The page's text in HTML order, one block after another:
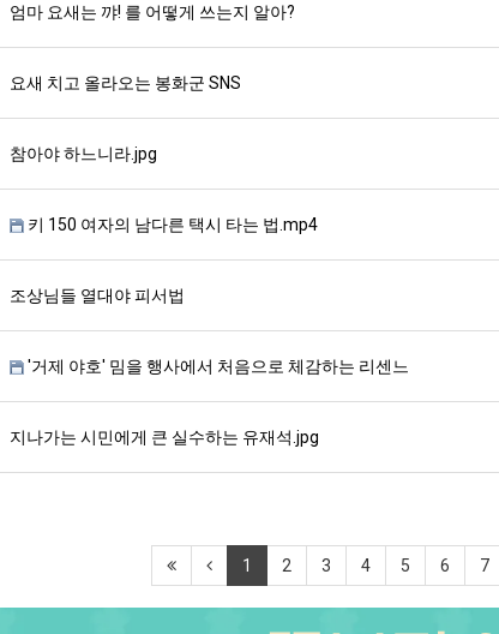
엄마 요새는 꺄! 를 어떻게 쓰는지 알아?
요새 치고 올라오는 봉화군 SNS
참아야 하느니라.jpg
키 150 여자의 남다른 택시 타는 법.mp4
조상님들 열대야 피서법
'거제 야호' 밈을 행사에서 처음으로 체감하는 리센느
지나가는 시민에게 큰 실수하는 유재석.jpg
1 2 3 4 5 6 7